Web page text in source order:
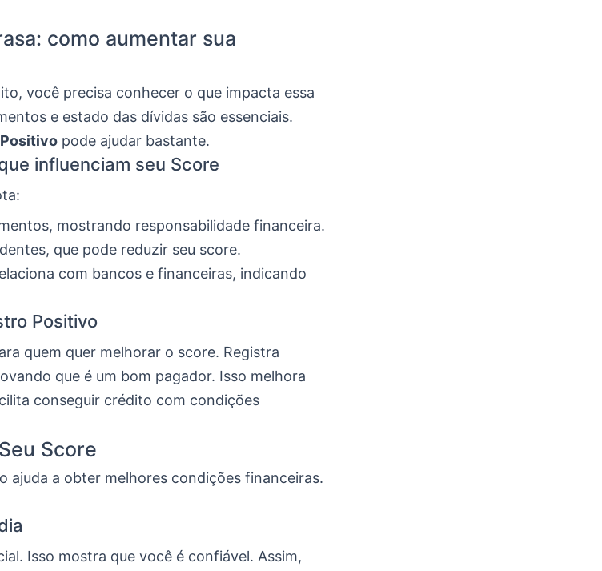
como aumentar sua
você precisa conhecer o que impacta essa
e estado das dívidas são essenciais.
pode ajudar bastante.
influenciam seu Score
mostrando responsabilidade financeira.
que pode reduzir seu score.
com bancos e financeiras, indicando
Positivo
quem quer melhorar o score. Registra
que é um bom pagador. Isso melhora
conseguir crédito com condições
Score
ajuda a obter melhores condições financeiras.
Isso mostra que você é confiável. Assim,